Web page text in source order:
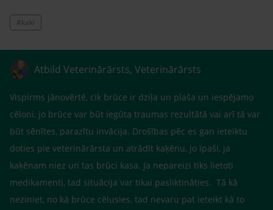
#kaki
Atbild Veterinārārsts, Veterinārārsts
Vispirms jānovērtē, cik brūce ir dziļa un plaša un iespējamo
cēloni, jo brūce var būt iegūta traumas rezultātā vai arī tā var
būt sēnītes, parazītu invācija. Drošības pēc es gan ieteiktu
doties pie veterinārārsta un atrādīt kaķēnu, jo īpaši, ja
kaķēnam niez un tas brūci kasa. Ja nepareizi tiks lietoti
medikamenti, tad situācija var tikai pasliktināties. Tā kā
neziniet, no kā brūce cēlusies, tad nevaru pat ieteikt kā to